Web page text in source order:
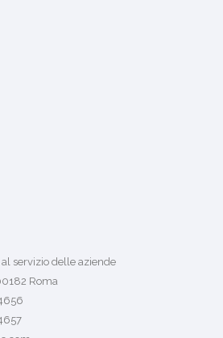
servizio delle aziende
Roma